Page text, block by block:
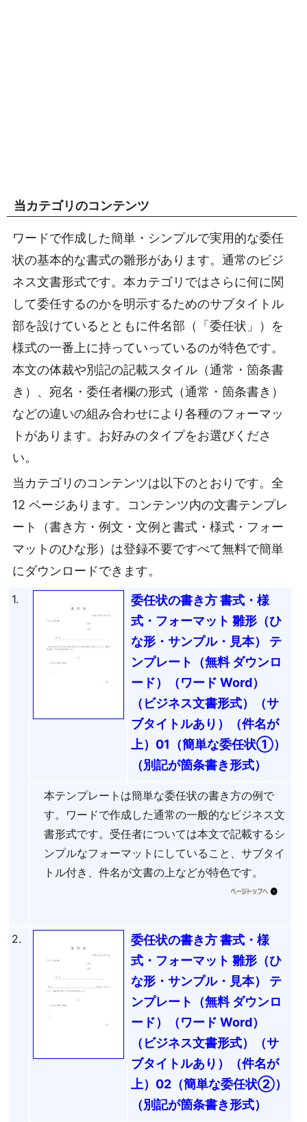
当カテゴリのコンテンツ
ワードで作成した簡単・シンプルで実用的な委任
状の基本的な書式の雛形があります。通常のビジ
ネス文書形式です。本カテゴリではさらに何に関
して委任するのかを明示するためのサブタイトル
部を設けているとともに件名部（「委任状」）を
様式の一番上に持っていっているのが特色です。
本文の体裁や別記の記載スタイル（通常・箇条書
き）、宛名・委任者欄の形式（通常・箇条書き）
などの違いの組み合わせにより各種のフォーマッ
トがあります。お好みのタイプをお選びくださ
い。
当カテゴリのコンテンツは以下のとおりです。全
12 ページあります。コンテンツ内の文書テンプレ
ート（書き方・例文・文例と書式・様式・フォー
マットのひな形）は登録不要ですべて無料で簡単
にダウンロードできます。
1.
委任状の書き方 書式・様
式・フォーマット 雛形（ひ
な形・サンプル・見本） テ
ンプレート（無料 ダウンロ
ード）（ワード Word）
（ビジネス文書形式）（サ
ブタイトルあり）（件名が
上）01（簡単な委任状①）
（別記が箇条書き形式）
本テンプレートは簡単な委任状の書き方の例で
す。ワードで作成した通常の一般的なビジネス文
書形式です。受任者については本文で記載するシ
ンプルなフォーマットにしていること、サブタイ
トル付き、件名が文書の上などが特色です。
2.
委任状の書き方 書式・様
式・フォーマット 雛形（ひ
な形・サンプル・見本） テ
ンプレート（無料 ダウンロ
ード）（ワード Word）
（ビジネス文書形式）（サ
ブタイトルあり）（件名が
上）02（簡単な委任状②）
（別記が箇条書き形式）